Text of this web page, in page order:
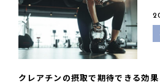
クレアチンの摂取で期待できる効